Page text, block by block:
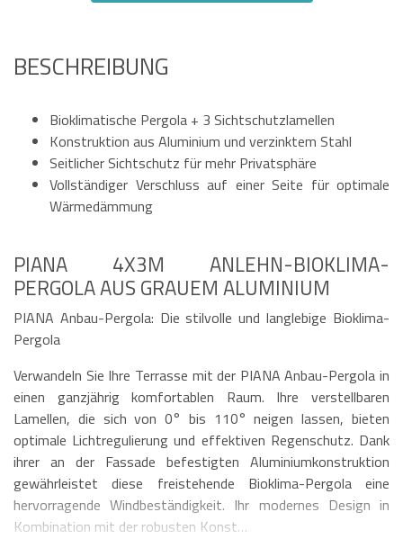
BESCHREIBUNG
Bioklimatische Pergola + 3 Sichtschutzlamellen
Konstruktion aus Aluminium und verzinktem Stahl
Seitlicher Sichtschutz für mehr Privatsphäre
Vollständiger Verschluss auf einer Seite für optimale
Wärmedämmung
PIANA 4X3M ANLEHN-BIOKLIMA-
PERGOLA AUS GRAUEM ALUMINIUM
PIANA Anbau-Pergola: Die stilvolle und langlebige Bioklima-
Pergola
Verwandeln Sie Ihre Terrasse mit der PIANA Anbau-Pergola in
einen ganzjährig komfortablen Raum. Ihre verstellbaren
Lamellen, die sich von 0° bis 110° neigen lassen, bieten
optimale Lichtregulierung und effektiven Regenschutz. Dank
ihrer an der Fassade befestigten Aluminiumkonstruktion
gewährleistet diese freistehende Bioklima-Pergola eine
hervorragende Windbeständigkeit. Ihr modernes Design in
Kombination mit der robusten Konst…